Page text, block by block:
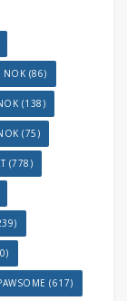
NOK (86)
(138)
(75)
(778)
(617)